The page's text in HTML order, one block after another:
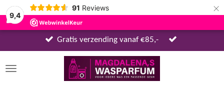
9,4
91 Reviews ×
Gratis verzending vanaf €85,-